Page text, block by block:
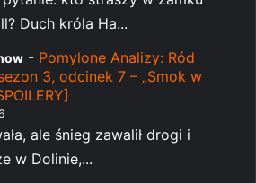
Duch króla Ha...
- Pomylone Analizy: Ród
3, odcinek 7 – „Smok w
ale śnieg zawalił drogi i
w Dolinie,...